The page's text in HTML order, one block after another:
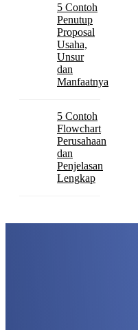
5 Contoh
Penutup
Proposal
Usaha,
Unsur
dan
Manfaatnya
5 Contoh
Flowchart
Perusahaan
dan
Penjelasan
Lengkap